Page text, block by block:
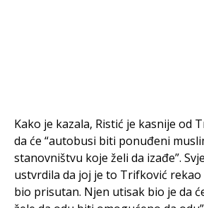
Kako je kazala, Ristić je kasnije od
da će “autobusi biti ponuđeni
stanovništvu koje želi da izađe”.
ustvrdila da joj je to Trifković rekao
bio prisutan. Njen utisak bio je da